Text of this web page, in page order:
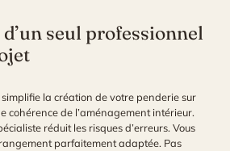
seul professionnel
la création de votre penderie sur
cohérence de l’aménagement intérieur.
réduit les risques d’erreurs. Vous
parfaitement adaptée. Pas